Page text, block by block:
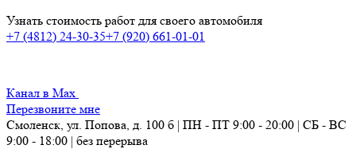
Узнать стоимость работ для своего автомобиля
+7 (4812) 24-30-35+7 (920) 661-01-01
Канал в Max
Перезвоните мне
Смоленск, ул. Попова, д. 100 б | ПН - ПТ 9:00 - 20:00 | СБ - ВС
9:00 - 18:00 | без перерыва